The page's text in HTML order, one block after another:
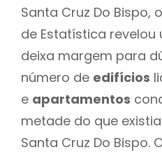
Santa Cruz Do Bispo,
de Estatística revelou
deixa margem para
número de edifícios
e apartamentos
metade do que
Santa Cruz Do Bispo.